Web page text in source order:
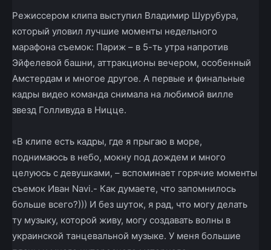
Режиссером клипа выступил Владимир Шурубура,
который уловил лучшие моменты недельного
марафона съемок: Париж – в 5-ть утра напротив
Эйфелевой башни, аттракционы вечером, особенный
Амстердам и многое другое. А первые и финальные
кадры видео команда снимала на любимой вилле
звезд Голливуда в Ницце.
«В клипе есть кадры, где я прыгаю в море,
поднимаюсь в небо, мокну под дождем и много
целуюсь с девушками, – вспоминает горячие моменты
съемок Иван Navi.- Как думаете, что запомнилось
больше всего?))) И без шуток, я рад, что могу делать
ту музыку, которой живу, могу создавать волны в
украинской танцевальной музыке. У меня большие